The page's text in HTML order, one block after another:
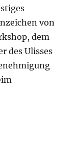
von
dem
des Ulisses